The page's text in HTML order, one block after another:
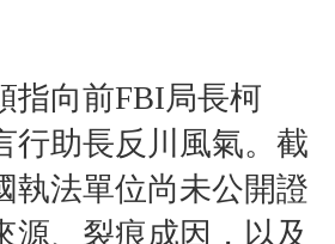
指向前FBI局長柯
助長反川風氣。 截
執法單位尚未公開證
源、裂痕成因，以及